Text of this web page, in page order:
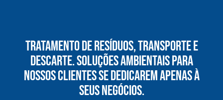
vê oportunidades bilionárias esperando para
serem exploradas.
O que uma empresa de gestão de resíduos
químicos precisa fazer para garantir segurança
e conformidade legal no Brasil
Tratamento De Resíduos, Transporte E
Descarte. Soluções Ambientais Para
Nossos Clientes Se Dedicarem Apenas À
Seus Negócios.